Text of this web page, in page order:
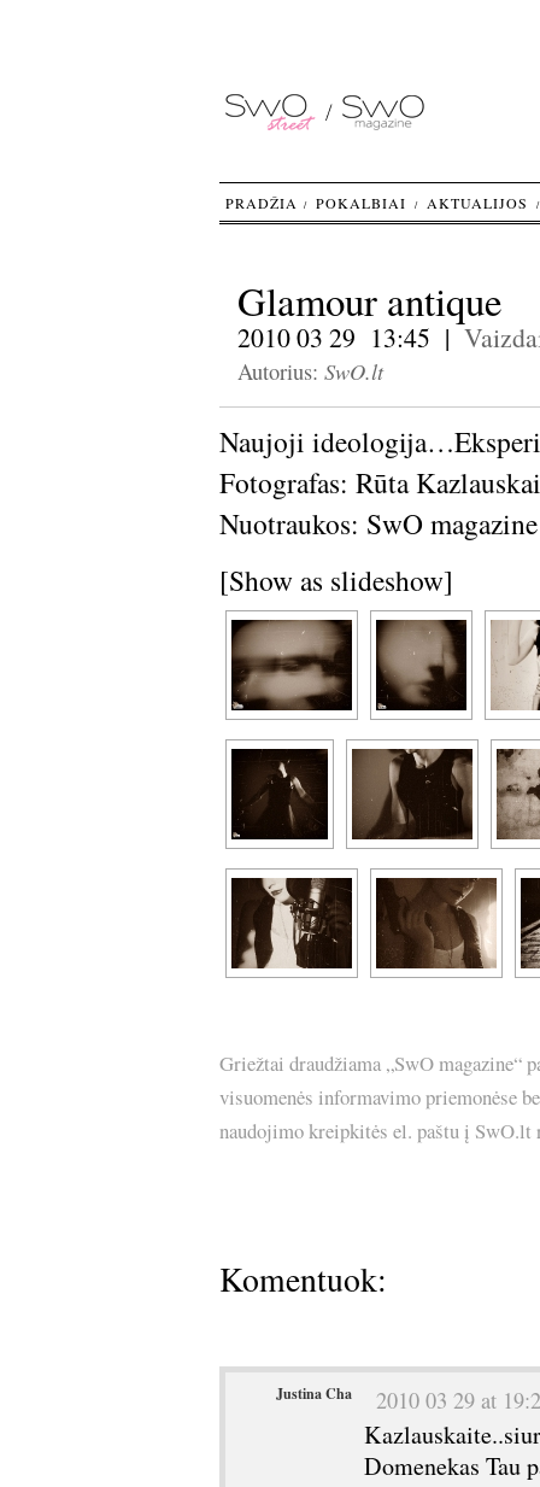
Glamour antique
2010 03 29 13:45 |
Autorius: SwO.lt
Naujoji
Fotografas: Rūta
Nuotraukos: SwO
[Show as slideshow]
Griežtai draudžiama „SwO magazine“
visuomenės informavimo priemonėse
naudojimo kreipkitės el. paštu į
Komentuok:
Justina Cha 2010 03 29 at
Domenekas Tau
PRADŽIA POKALBIAI AKTUALIJOS